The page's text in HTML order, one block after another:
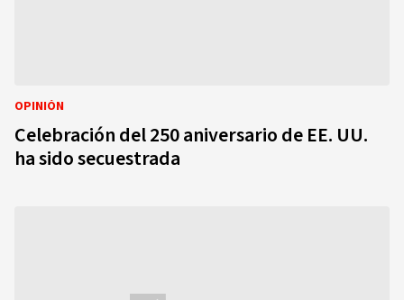
OPINIÓN
Celebración del 250 aniversario de EE. UU.
ha sido secuestrada